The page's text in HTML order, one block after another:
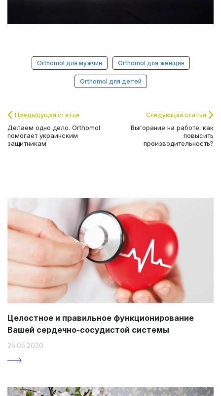
Целостное и правильное функционирование
Вашей сердечно-сосудистой системы
25.05.2020
Orthomol для мужчин Orthomol для женщин
Orthomol для детей
Предыдущая статья
Делаем одно дело. Orthomol
помогает украинским
защитникам
Следующая статья
Выгорание на работе: как
повысить
производительность?